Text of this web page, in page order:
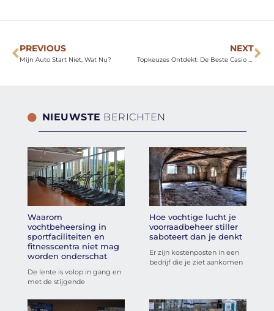
PREVIOUS
Mijn Auto Start Niet, Wat Nu?
NEXT
Topkeuzes Ontdekt: De Beste Casio Keyboards Van Het Jaar
NIEUWSTE BERICHTEN
Waarom
vochtbeheersing in
sportfaciliteiten en
fitnesscentra niet mag
worden onderschat
De lente is volop in gang en
met de stijgende
Hoe vochtige lucht je
voorraadbeheer stiller
saboteert dan je denkt
Er zijn kostenposten in een
bedrijf die je ziet aankomen